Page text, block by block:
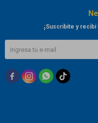
¡Suscribite y
  